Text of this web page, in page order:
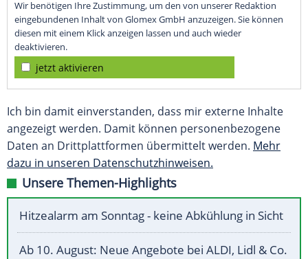
Wir benötigen Ihre Zustimmung, um den von unserer Redaktion
eingebundenen Inhalt von Glomex GmbH anzuzeigen. Sie können
diesen mit einem Klick anzeigen lassen und auch wieder
deaktivieren.
jetzt aktivieren
Ich bin damit einverstanden, dass mir externe Inhalte
angezeigt werden. Damit können personenbezogene
Daten an Drittplattformen übermittelt werden. Mehr
dazu in unseren Datenschutzhinweisen.
Unsere Themen-Highlights
Hitzealarm am Sonntag - keine Abkühlung in Sicht
Ab 10. August: Neue Angebote bei ALDI, Lidl & Co.